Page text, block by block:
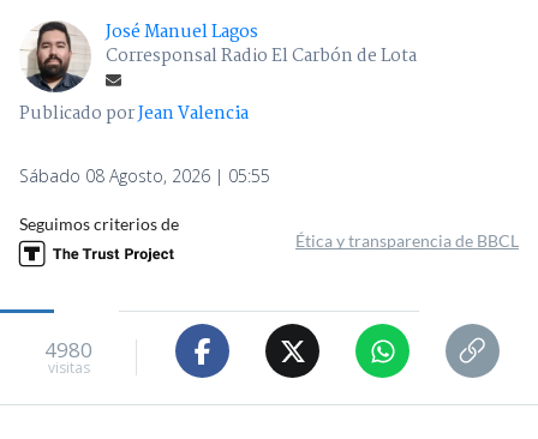
José Manuel Lagos
Corresponsal Radio El Carbón de Lota
Publicado porJean Valencia
Sábado 08 Agosto, 2026 | 05:55
Seguimos criterios de
Ética y transparencia de BBCL
4980
visitas